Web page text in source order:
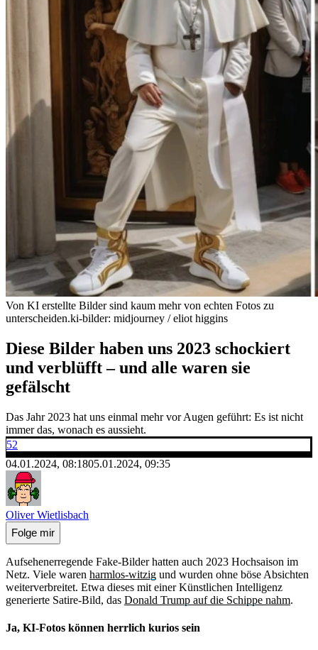
Von KI erstellte Bilder sind kaum mehr von echten Fotos zu
unterscheiden.ki-bilder: midjourney / eliot higgins
Diese Bilder haben uns 2023 schockiert
und verblüfft – und alle waren sie
gefälscht
Das Jahr 2023 hat uns einmal mehr vor Augen geführt: Es ist nicht
immer das, wonach es aussieht.
52
04.01.2024, 08:1805.01.2024, 09:35
Oliver Wietlisbach
Folge mir
Aufsehenerregende Fake-Bilder hatten auch 2023 Hochsaison im
Netz. Viele waren harmlos-witzig und wurden ohne böse Absichten
weiterverbreitet. Etwa dieses mit einer Künstlichen Intelligenz
generierte Satire-Bild, das Donald Trump auf die Schippe nahm.
Ja, KI-Fotos können herrlich kurios sein